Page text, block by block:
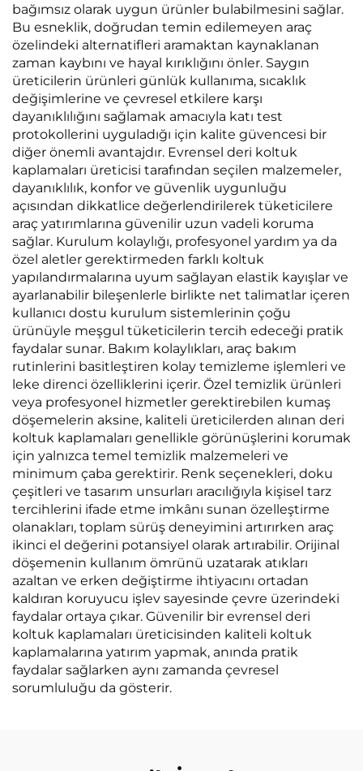
bağımsız olarak uygun ürünler bulabilmesini sağlar.
Bu esneklik, doğrudan temin edilemeyen araç
özelindeki alternatifleri aramaktan kaynaklanan
zaman kaybını ve hayal kırıklığını önler. Saygın
üreticilerin ürünleri günlük kullanıma, sıcaklık
değişimlerine ve çevresel etkilere karşı
dayanıklılığını sağlamak amacıyla katı test
protokollerini uyguladığı için kalite güvencesi bir
diğer önemli avantajdır. Evrensel deri koltuk
kaplamaları üreticisi tarafından seçilen malzemeler,
dayanıklılık, konfor ve güvenlik uygunluğu
açısından dikkatlice değerlendirilerek tüketicilere
araç yatırımlarına güvenilir uzun vadeli koruma
sağlar. Kurulum kolaylığı, profesyonel yardım ya da
özel aletler gerektirmeden farklı koltuk
yapılandırmalarına uyum sağlayan elastik kayışlar ve
ayarlanabilir bileşenlerle birlikte net talimatlar içeren
kullanıcı dostu kurulum sistemlerinin çoğu
ürünüyle meşgul tüketicilerin tercih edeceği pratik
faydalar sunar. Bakım kolaylıkları, araç bakım
rutinlerini basitleştiren kolay temizleme işlemleri ve
leke direnci özelliklerini içerir. Özel temizlik ürünleri
veya profesyonel hizmetler gerektirebilen kumaş
döşemelerin aksine, kaliteli üreticilerden alınan deri
koltuk kaplamaları genellikle görünüşlerini korumak
için yalnızca temel temizlik malzemeleri ve
minimum çaba gerektirir. Renk seçenekleri, doku
çeşitleri ve tasarım unsurları aracılığıyla kişisel tarz
tercihlerini ifade etme imkânı sunan özelleştirme
olanakları, toplam sürüş deneyimini artırırken araç
ikinci el değerini potansiyel olarak artırabilir. Orijinal
döşemenin kullanım ömrünü uzatarak atıkları
azaltan ve erken değiştirme ihtiyacını ortadan
kaldıran koruyucu işlev sayesinde çevre üzerindeki
faydalar ortaya çıkar. Güvenilir bir evrensel deri
koltuk kaplamaları üreticisinden kaliteli koltuk
kaplamalarına yatırım yapmak, anında pratik
faydalar sağlarken aynı zamanda çevresel
sorumluluğu da gösterir.